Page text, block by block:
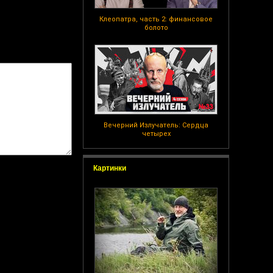
Клеопатра, часть 2: финансовое
болото
Вечерний Излучатель: Сердца
четырех
Картинки